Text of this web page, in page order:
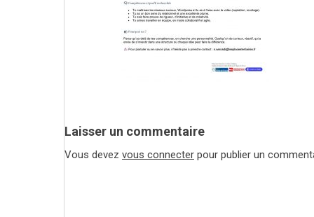
Laisser un commentaire
Vous devez vous connecter pour publier un